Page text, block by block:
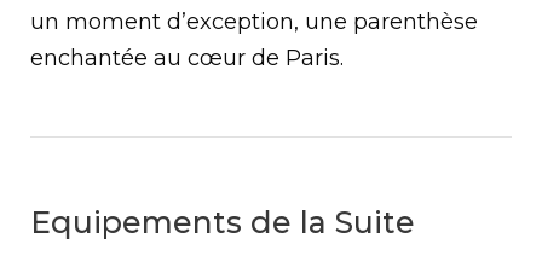
un moment d’exception, une parenthèse
enchantée au cœur de Paris.
Equipements de la Suite